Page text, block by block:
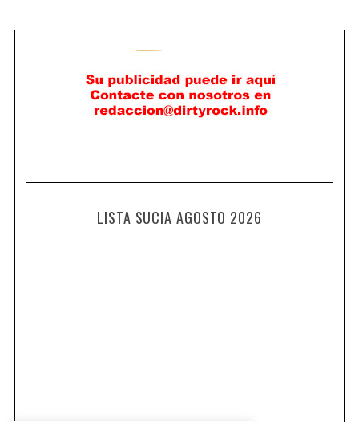
LISTA SUCIA AGOSTO 2026